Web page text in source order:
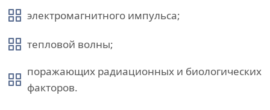
электромагнитного импульса;
тепловой волны;
поражающих радиационных и биологических
факторов.